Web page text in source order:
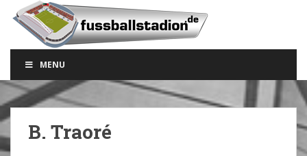
o
m
a
i
n
MENU
B. Traoré